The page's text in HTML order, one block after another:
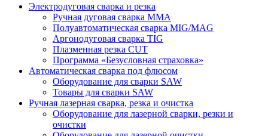
Электродуговая сварка и резка
Ручная дуговая сварка MMA
Полуавтоматическая сварка MIG/MAG
Аргонодуговая сварка TIG
Плазменная резка CUT
Программа «Безусловная страховка»
Автоматическая сварка под флюсом
Оборудование для сварки SAW
Товары для сварки SAW
Ручная лазерная сварка, резка и очистка
Оборудование для лазерной сварки, резки и
очистки